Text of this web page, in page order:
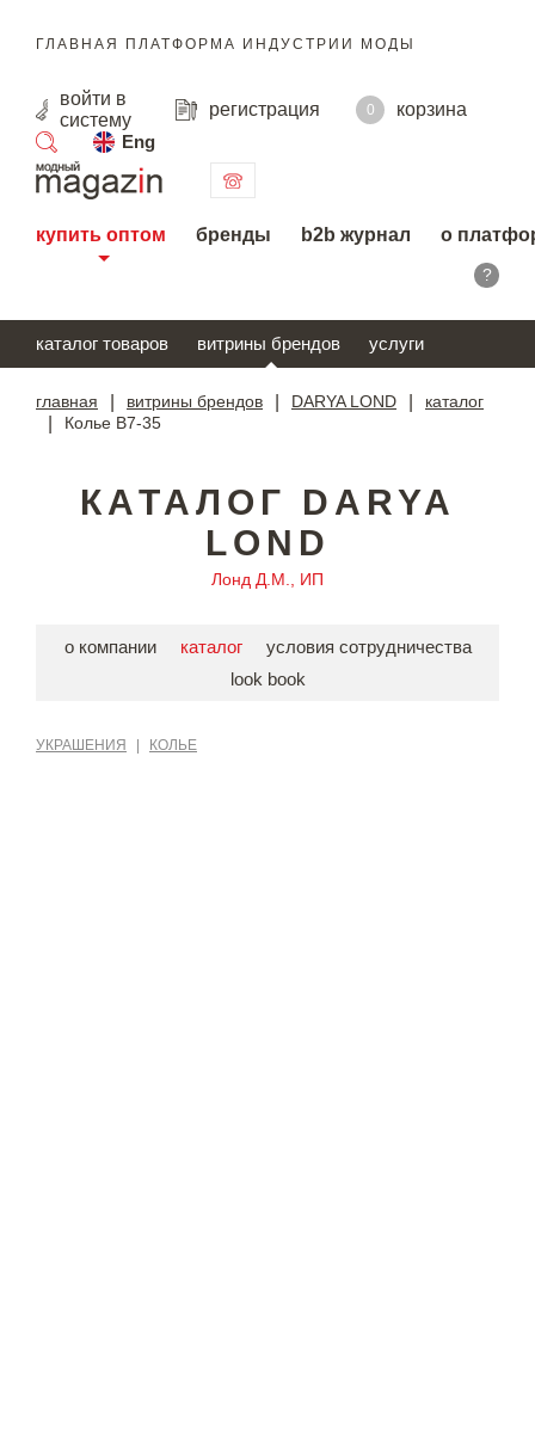
ГЛАВНАЯ ПЛАТФОРМА ИНДУСТРИИ МОДЫ
войти в
систему
регистрация 0
корзина
Eng
поиск
купить оптом бренды b2b журнал о
?
каталог товаров витрины брендов услуги
главная витрины брендов DARYA LOND каталог
Колье В7-35
КАТАЛОГ DARYA
LOND
Лонд Д.М., ИП
о компании каталог
условия сотрудничества
look book
УКРАШЕНИЯ КОЛЬЕ